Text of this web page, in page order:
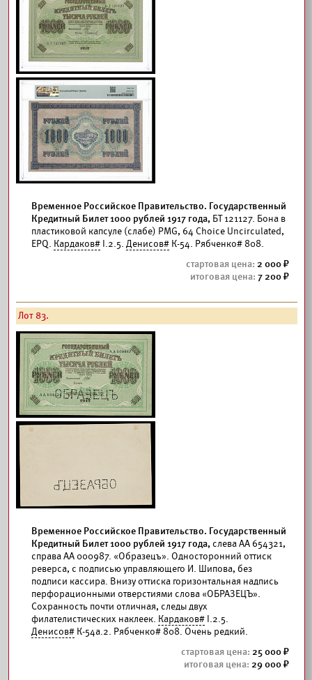
Временное Российское Правительство. Государственный
Кредитный Билет 1000 рублей 1917 года, БТ 121127. Бона в
пластиковой капсуле (слабе) PMG, 64 Choice Uncirculated,
EPQ. Кардаков# I.2.5. Денисов# К-54. Рябченко# 808.
2 000
7 200
Лот 83.
Временное Российское Правительство. Государственный
Кредитный Билет 1000 рублей 1917 года, слева АА 654321,
справа АА 000987. «Образецъ». Односторонний оттиск
реверса, с подписью управляющего И. Шипова, без
подписи кассира. Внизу оттиска горизонтальная надпись
перфорационными отверстиями слова «ОБРАЗЕЦЪ».
Сохранность почти отличная, следы двух
филателистических наклеек. Кардаков# I.2.5.
Денисов# К-54а.2. Рябченко# 808. Очень редкий.
25 000
29 000